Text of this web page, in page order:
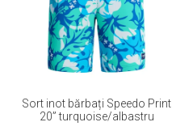
Sort inot bărbați Speedo Print
20” turquoise/albastru